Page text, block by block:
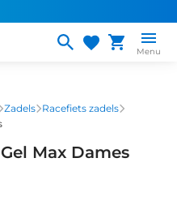
Menu
Zadels Racefiets zadels
Max Dames